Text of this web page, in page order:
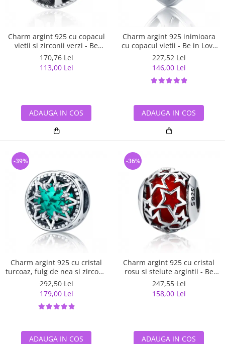
Charm argint 925 cu copacul
vietii si zirconii verzi - Be
Nature PST0059
170,76 Lei
113,00 Lei
ADAUGA IN COS
Charm argint 925 inimioara
cu copacul vietii - Be in Love
PST0105
227,52 Lei
146,00 Lei
ADAUGA IN COS
Charm argint 925 cu cristal
turcoaz, fulg de nea si zirconii
albe - Be Nature PST0110
292,50 Lei
179,00 Lei
-39%
ADAUGA IN COS
Charm argint 925 cu cristal
rosu si stelute argintii - Be
Nature PST0115
247,55 Lei
158,00 Lei
-36%
ADAUGA IN COS